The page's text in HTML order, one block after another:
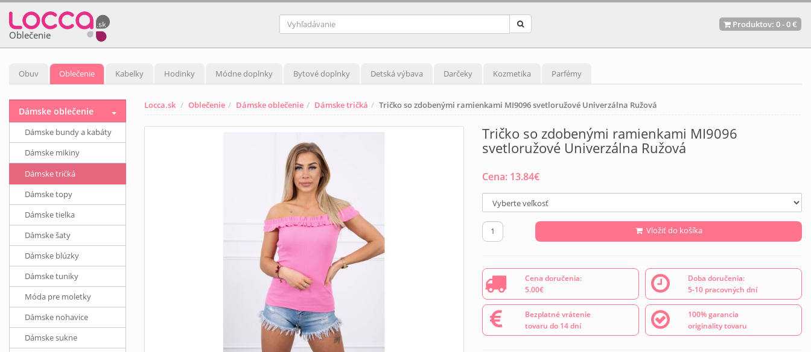
Oblečenie
Produktov: 0-0 €
Obuv Oblečenie Kabelky Hodinky Módne doplnky Bytové doplnky Detská výbava Darčeky Kozmetika Parfémy
Locca.sk Oblečenie Dámske oblečenie Dámske tričká Tričko so zdobenými ramienkami MI9096 svetloružové Univerzálna Ružová
Tričko so zdobenými ramienkami MI9096
svetloružové Univerzálna Ružová
Cena: 13.84€
Vložiť do košíka
Cena doručenia:
5.00€
Doba doručenia:
5-10 pracovných dní
Bezplatné vrátenie
tovaru do 14 dní
100% garancia
originality tovaru
Dámske oblečenie
Dámske bundy a kabáty
Dámske mikiny
Dámske tričká
Dámske topy
Dámske tielka
Dámske šaty
Dámske blúzky
Dámske tuniky
Móda pre moletky
Dámske nohavice
Dámske sukne